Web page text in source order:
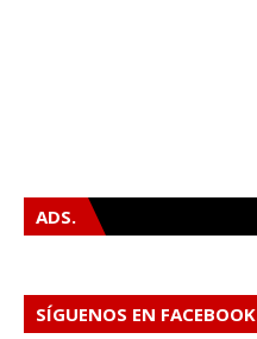
ADS.
SÍGUENOS EN FACEBOOK